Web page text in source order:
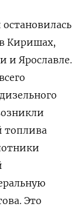
Киришах,
‌и Ярославле.
топлива
Это